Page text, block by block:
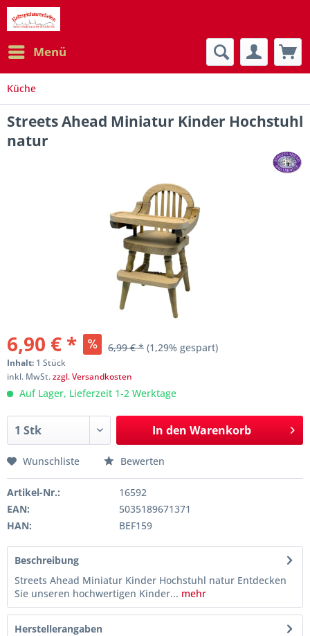
Menü
Küche
Streets Ahead Miniatur Kinder Hochstuhl
natur
6,90 € * 6,99 € * (1,29% gespart)
Inhalt: 1 Stück
inkl. MwSt.zzgl. Versandkosten
Auf Lager, Lieferzeit 1-2 Werktage
In den Warenkorb
Wunschliste Bewerten
Artikel-Nr.:
16592
EAN:
5035189671371
HAN:
BEF159
Beschreibung
Streets Ahead Miniatur Kinder Hochstuhl natur Entdecken
Sie unseren hochwertigen Kinder... mehr
Herstellerangaben